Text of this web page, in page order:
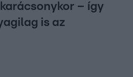
– így
is az